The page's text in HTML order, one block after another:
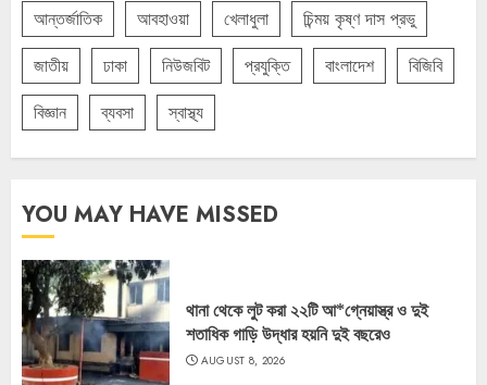
আন্তর্জাতিক
আবহাওয়া খেলাধুলা
চিন্ময় কৃষ্ণ দাস প্রভু
জাতীয়
ঢাকা নিউজবিট প্রযুক্তি বাংলাদেশ
বিজিবি
বিজ্ঞান
ব্যবসা স্বাস্থ্য
YOU MAY HAVE MISSED
থানা থেকে লুট করা ২২টি আ*গ্নেয়াস্ত্র ও দুই
শতাধিক গাড়ি উদ্ধার হয়নি দুই বছরেও
AUGUST 8, 2026